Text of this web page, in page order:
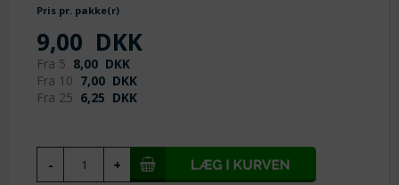
Pris pr. pakke(r)
9,00 DKK
Fra 5 8,00 DKK
Fra 10 7,00 DKK
Fra 25 6,25 DKK